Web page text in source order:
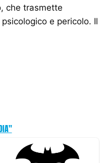
che trasmette
e pericolo. Il